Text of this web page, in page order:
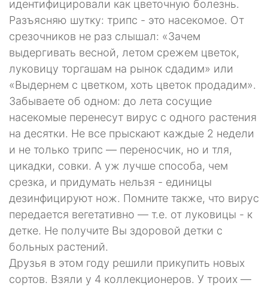
идентифицировали как цветочную болезнь.
Разъясняю шутку: трипс - это насекомое. От
срезочников не раз слышал: «Зачем
выдергивать весной, летом срежем цветок,
луковицу торгашам на рынок сдадим» или
«Выдернем с цветком, хоть цветок продадим».
Забываете об одном: до лета сосущие
насекомые перенесут вирус с одного растения
на десятки. Не все прыскают каждые 2 недели
и не только трипс — переносчик, но и тля,
цикадки, совки. А уж лучше способа, чем
срезка, и придумать нельзя - единицы
дезинфицируют нож. Помните также, что вирус
передается вегетативно — т.е. от луковицы - к
детке. Не получите Вы здоровой детки с
больных растений.
Друзья в этом году решили прикупить новых
сортов. Взяли у 4 коллекционеров. У троих —